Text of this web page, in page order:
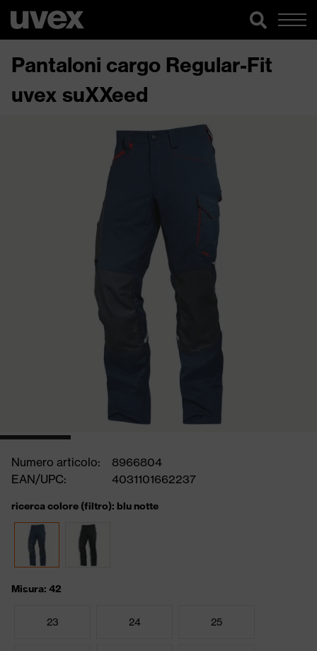
Pantaloni cargo Regular-Fit
uvex suXXeed
Numero articolo:
8966804
EAN/UPC:
4031101662237
ricerca colore (filtro): blu notte
Misura: 42
23 24 25